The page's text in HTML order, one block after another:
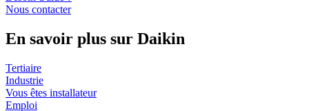
Nous contacter
En savoir plus sur Daikin
Tertiaire
Industrie
Vous êtes installateur
Emploi